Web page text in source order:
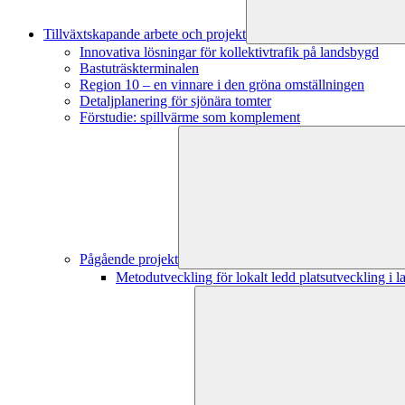
Tillväxtskapande arbete och projekt
Innovativa lösningar för kollektivtrafik på landsbygd
Bastuträskterminalen
Region 10 – en vinnare i den gröna omställningen
Detaljplanering för sjönära tomter
Förstudie: spillvärme som komplement
Pågående projekt
Metodutveckling för lokalt ledd platsutveckling i